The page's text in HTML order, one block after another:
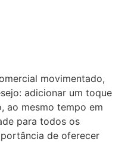
movimentado,
adicionar um toque
ao mesmo tempo em
para todos os
de oferecer